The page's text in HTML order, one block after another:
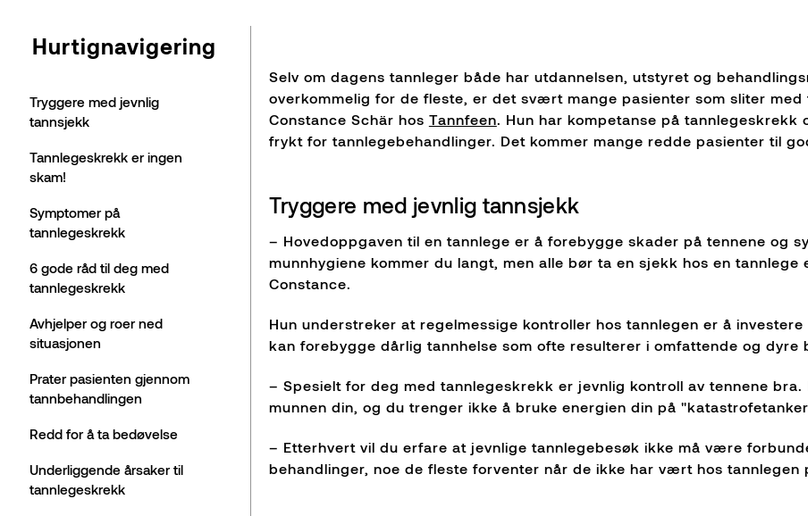
Hurtignavigering
Tryggere med jevnlig
tannsjekk
Tannlegeskrekk er ingen
skam!
Symptomer på
tannlegeskrekk
6 gode råd til deg med
tannlegeskrekk
Avhjelper og roer ned
situasjonen
Prater pasienten gjennom
tannbehandlingen
Redd for å ta bedøvelse
Underliggende årsaker til
tannlegeskrekk
Selv om dagens tannleger både har utdannelsen, utstyret og
overkommelig for de fleste, er det svært mange pasienter som sliter
Constance Schär hos Tannfeen. Hun har kompetanse på
frykt for tannlegebehandlinger. Det kommer mange redde pasienter til
Tryggere med jevnlig tannsjekk
– Hovedoppgaven til en tannlege er å forebygge skader på tennene og
munnhygiene kommer du langt, men alle bør ta en sjekk hos en
Constance.
Hun understreker at regelmessige kontroller hos tannlegen er å
kan forebygge dårlig tannhelse som ofte resulterer i omfattende og dyre
– Spesielt for deg med tannlegeskrekk er jevnlig kontroll av tennene
munnen din, og du trenger ikke å bruke energien din på
– Etterhvert vil du erfare at jevnlige tannlegebesøk ikke må være
behandlinger, noe de fleste forventer når de ikke har vært hos tannlegen